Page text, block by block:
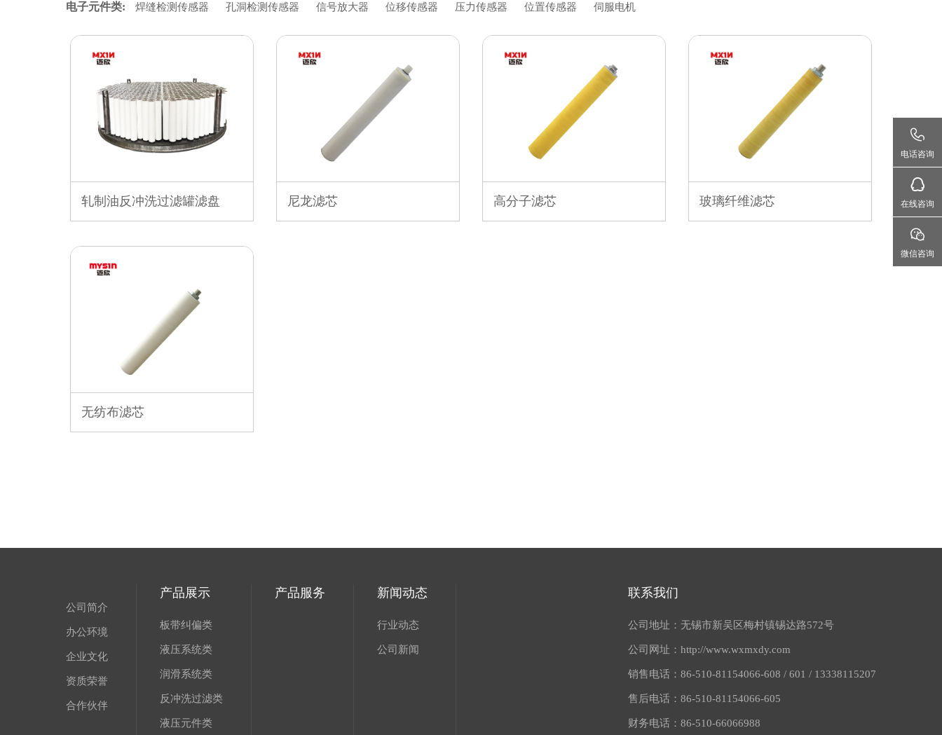
电子元件类: 焊缝检测传感器 孔洞检测传感器 信号放大器 位移传感器 压力传感器 位置传感器 伺服电机
轧制油反冲洗过滤罐滤盘 尼龙滤芯 高分子滤芯 玻璃纤维滤芯
无纺布滤芯
公司简介
办公环境
企业文化
资质荣誉
合作伙伴
产品展示
板带纠偏类
液压系统类
润滑系统类
反冲洗过滤类
液压元件类
产品服务 新闻动态
行业动态
公司新闻
联系我们
公司地址：无锡市新吴区梅村镇锡达路572号
公司网址： http://www.wxmxdy.com
销售电话： 86-510-81154066-608 / 601 / 13338115207
售后电话： 86-510-81154066-605
财务电话： 86-510-66066988
电话咨询
在线咨询
微信咨询